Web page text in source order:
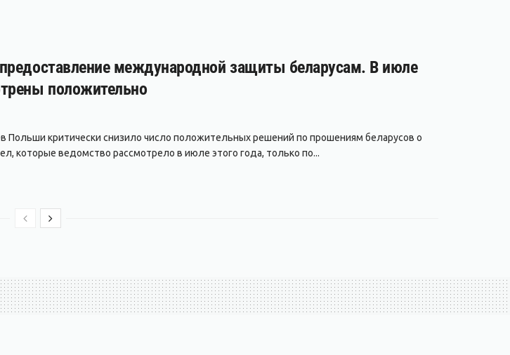
международной защиты беларусам. В июле
положительно
Польши критически снизило число положительных решений по прошениям беларусов о
которые ведомство рассмотрело в июле этого года, только по...